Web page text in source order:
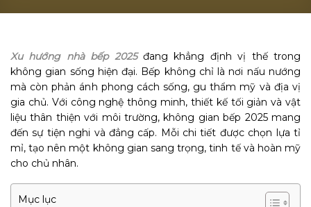
Xu hướng nhà bếp 2025đang khẳng định vị thế trong
không gian sống hiện đại. Bếp không chỉ là nơi nấu nướng
mà còn phản ánh phong cách sống, gu thẩm mỹ và địa vị
gia chủ. Với công nghệ thông minh, thiết kế tối giản và vật
liệu thân thiện với môi trường, không gian bếp 2025 mang
đến sự tiện nghi và đẳng cấp. Mỗi chi tiết được chọn lựa tỉ
mỉ, tạo nên một không gian sang trọng, tinh tế và hoàn mỹ
cho chủ nhân.
Mục lục